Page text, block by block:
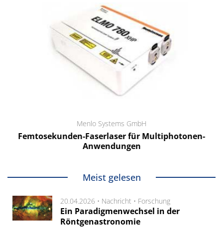
Menlo Systems GmbH
Femtosekunden-Faserlaser für Multiphotonen-
Anwendungen
Meist gelesen
20.04.2026 • Nachricht • Forschung
Ein Paradigmenwechsel in der
Röntgenastronomie